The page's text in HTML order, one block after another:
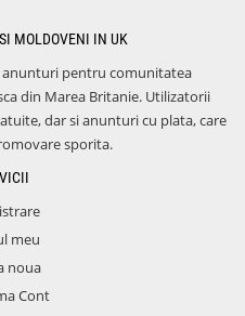
MOLDOVENI IN UK
pentru comunitatea
din Marea Britanie. Utilizatorii
dar si anunturi cu plata, care
sporita.
meu
noua
Cont